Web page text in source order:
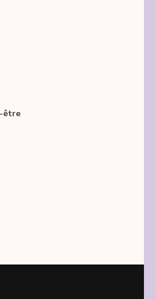
être